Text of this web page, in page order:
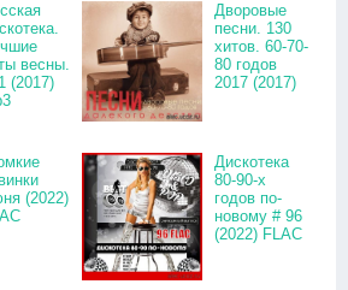
весны.
(2017)
Дворовые
песни. 130
хитов. 60-70-
80 годов
2017 (2017)
(2022)
Дискотека
80-90-х
годов по-
новому # 96
(2022) FLAC